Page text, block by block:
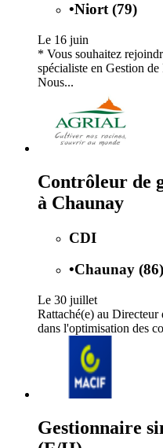
•Niort (79)
Le 16 juin
* Vous souhaitez
spécialiste en Gestion
Nous...
Contrôleur de
à Chaunay
CDI
•Chaunay (86)
Le 30 juillet
Rattaché(e) au
dans l'optimisation des
Gestionnaire